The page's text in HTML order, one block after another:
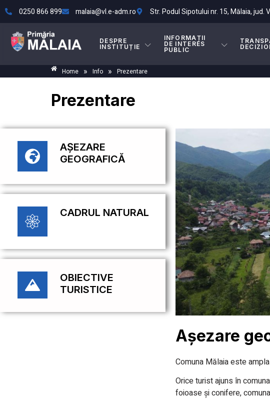
0250 866 899 malaia@vl.e-adm.ro Str. Podul Sipotului nr. 15, Mălaia, jud.
DESPRE
INSTITUȚIE
INFORMAȚII
DE INTERES
PUBLIC
Home » Info » Prezentare
Prezentare
AȘEZARE
GEOGRAFICĂ
CADRUL NATURAL
OBIECTIVE
TURISTICE
Așezare
Comuna Mălaia este
Orice turist ajuns în
foioase și conifere,